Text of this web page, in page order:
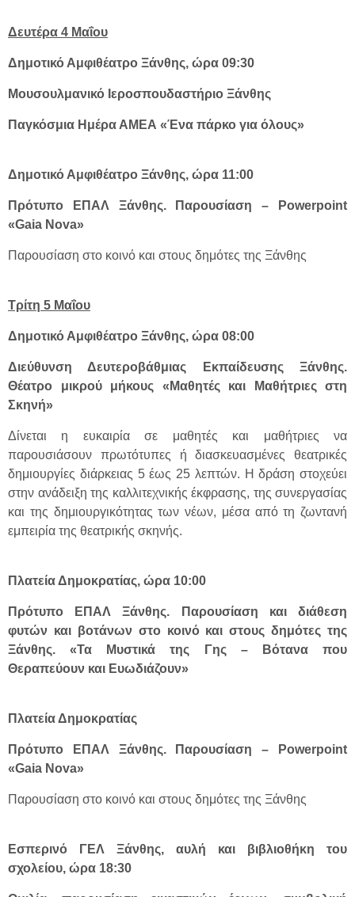
Δευτέρα 4 Μαΐου
Δημοτικό Αμφιθέατρο Ξάνθης, ώρα 09:30
Μουσουλμανικό Ιεροσπουδαστήριο Ξάνθης
Παγκόσμια Ημέρα ΑΜΕΑ «Ένα πάρκο για όλους»
Δημοτικό Αμφιθέατρο Ξάνθης, ώρα 11:00
Πρότυπο ΕΠΑΛ Ξάνθης. Παρουσίαση – Powerpoint
«Gaia Nova»
Παρουσίαση στο κοινό και στους δημότες της Ξάνθης
Τρίτη 5 Μαΐου
Δημοτικό Αμφιθέατρο Ξάνθης, ώρα 08:00
Διεύθυνση Δευτεροβάθμιας Εκπαίδευσης Ξάνθης.
Θέατρο μικρού μήκους «Μαθητές και Μαθήτριες στη
Σκηνή»
Δίνεται η ευκαιρία σε μαθητές και μαθήτριες να
παρουσιάσουν πρωτότυπες ή διασκευασμένες θεατρικές
δημιουργίες διάρκειας 5 έως 25 λεπτών. Η δράση στοχεύει
στην ανάδειξη της καλλιτεχνικής έκφρασης, της συνεργασίας
και της δημιουργικότητας των νέων, μέσα από τη ζωντανή
εμπειρία της θεατρικής σκηνής.
Πλατεία Δημοκρατίας, ώρα 10:00
Πρότυπο ΕΠΑΛ Ξάνθης. Παρουσίαση και διάθεση
φυτών και βοτάνων στο κοινό και στους δημότες της
Ξάνθης. «Τα Μυστικά της Γης – Βότανα που
Θεραπεύουν και Ευωδιάζουν»
Πλατεία Δημοκρατίας
Πρότυπο ΕΠΑΛ Ξάνθης. Παρουσίαση – Powerpoint
«Gaia Nova»
Παρουσίαση στο κοινό και στους δημότες της Ξάνθης
Εσπερινό ΓΕΛ Ξάνθης, αυλή και βιβλιοθήκη του
σχολείου, ώρα 18:30